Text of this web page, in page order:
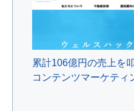
累計106億円の売上を
コンテンツマーケティ